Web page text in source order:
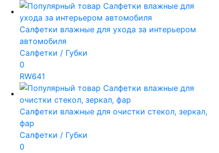
Салфетки влажные для ухода за интерьером
автомобиля
Салфетки / Губки
0
RW641
Салфетки влажные для очистки стекол, зеркал,
фар
Салфетки / Губки
0